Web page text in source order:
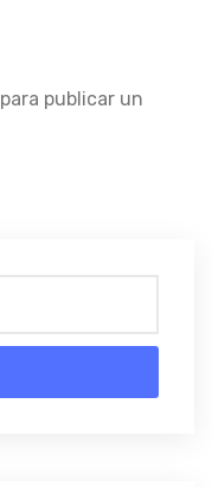
para publicar un